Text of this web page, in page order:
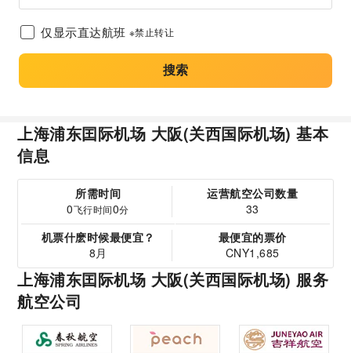
仅显示直达航班 ※禁止转让
搜索
上海浦东囯际机场 大阪(关西国际机场) 基本
信息
所需时间
0飞行时间0分
运营航空公司数量
33
机票什麽时候最便宜？
8月
最便宜的票价
CNY1,685
上海浦东囯际机场 大阪(关西国际机场) 服务
航空公司